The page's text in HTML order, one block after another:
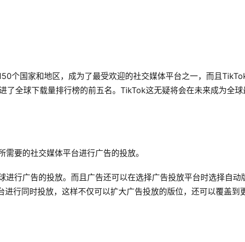
个国家和地区，成为了最受欢迎的社交媒体平台之一，而且
了全球下载量排行榜的前五名。TikTok这无疑将会在未来成为全球
要的社交媒体平台进行广告的投放。
行广告的投放。而且广告还可以在选择广告投放平台时选择自动
行同时投放，这样不仅可以扩大广告投放的版位，还可以覆盖到